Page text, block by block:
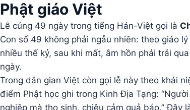
Phật giáo Việt
Lễ cúng 49 ngày trong tiếng Hán-Việt gọi là
Con số 49 không phải ngẫu nhiên: theo giáo
nhiều thế kỷ, sau khi mất, âm hồn phải trải qua
ngày.
Trong dân gian Việt còn gọi lễ này theo khái
điểm Phật học ghi trong Kinh Địa Tạng:
nghiệp mà thọ sinh, chiêu cảm quả báo.”